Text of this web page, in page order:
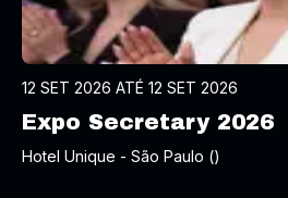
12 SET 2026 ATÉ 12 SET 2026
Expo Secretary 2026
Hotel Unique - São Paulo ()